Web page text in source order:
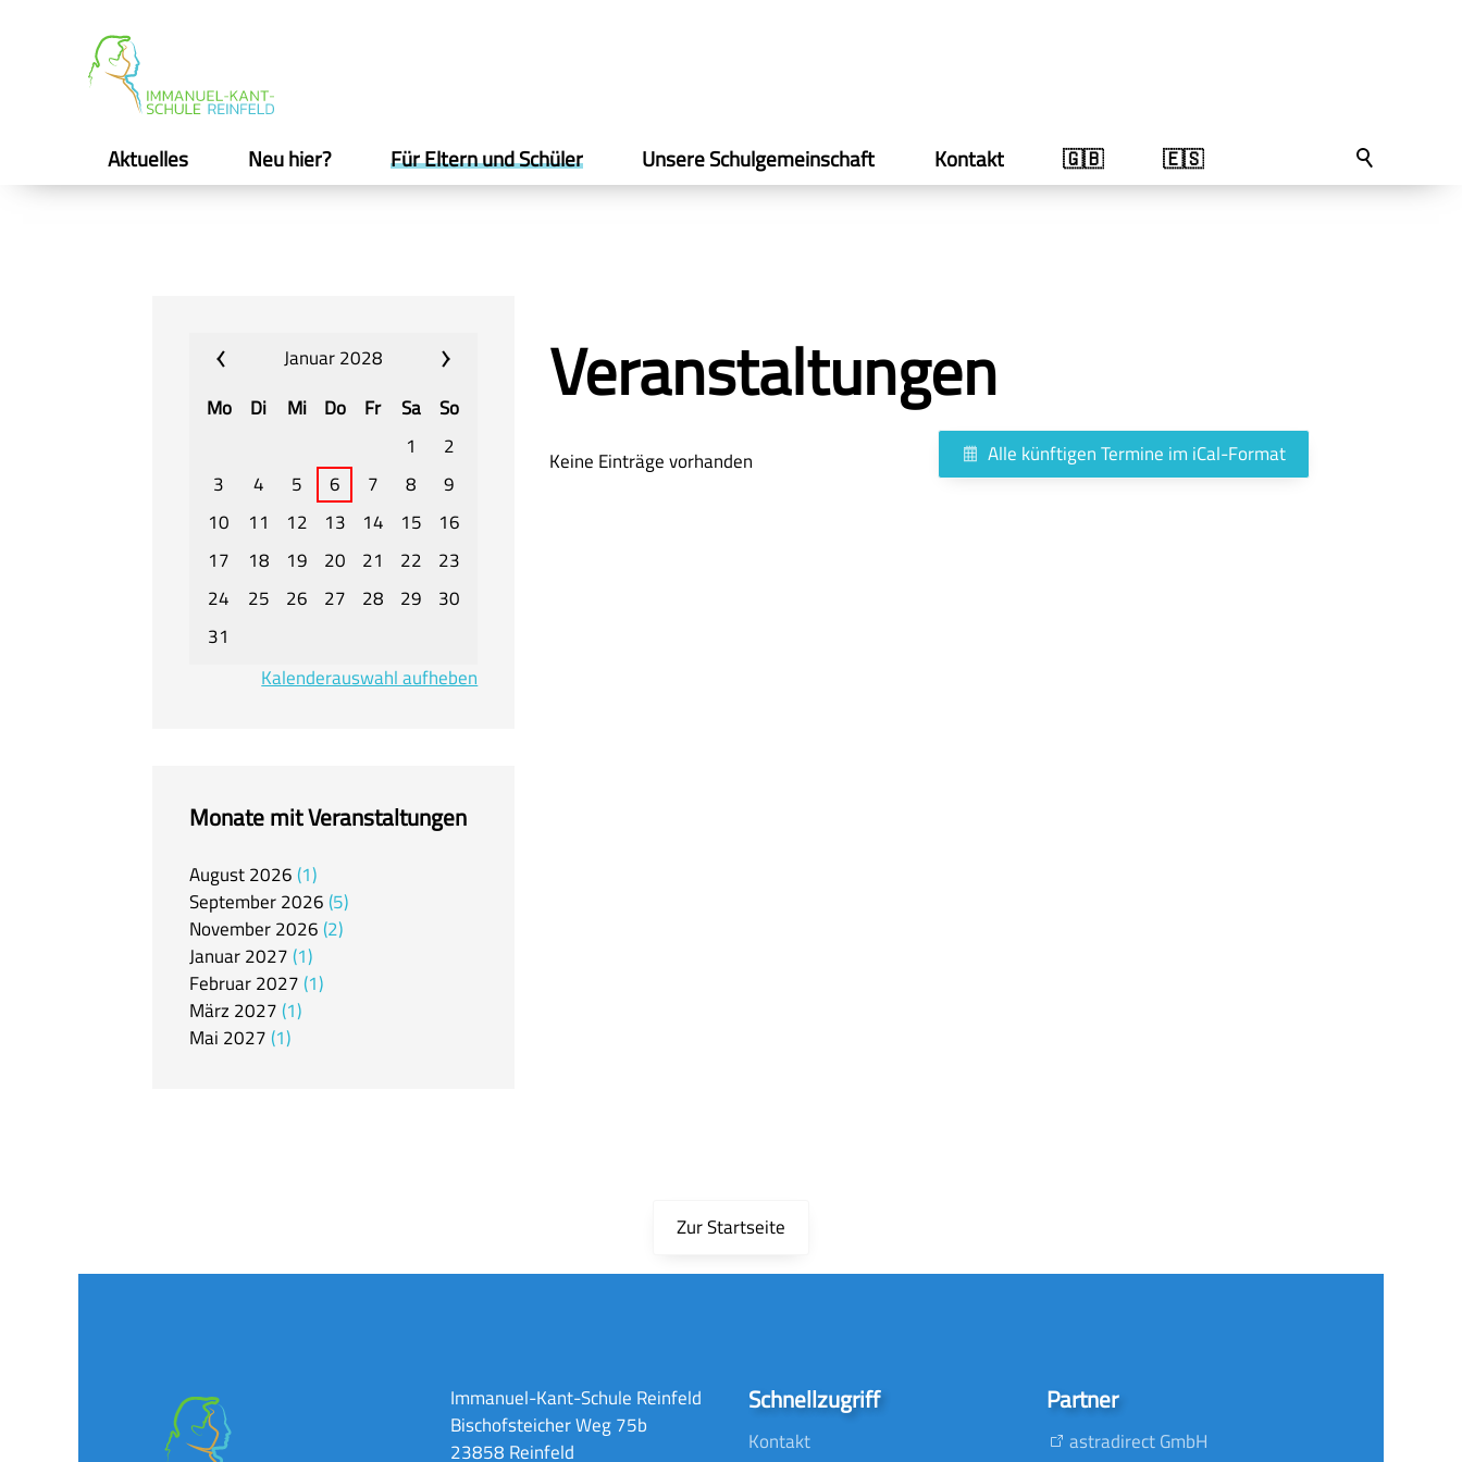
Aktuelles Neu hier? Für Eltern und Schüler Unsere Schulgemeinschaft Kontakt 🇬🇧 🇪🇸
Januar 2028
Mo
Di Mi Do Fr Sa
So
1
2
3
4 5 6 7 8
9
10
11 12 13 14 15
16
17
18 19 20 21 22
23
24
25 26 27 28 29
30
31
Kalenderauswahl aufheben
Monate mit Veranstaltungen
August2026 1
September2026 5
November2026 2
Januar2027 1
Februar2027 1
März 2027 1
Mai 2027 1
Veranstaltungen
Alle künftigen Termine im iCal-Format
Keine Einträge vorhanden
Zur Startseite
Immanuel-Kant-Schule Reinfeld
Bischofsteicher Weg 75b
23858 Reinfeld
Schnellzugriff
Kontakt
Partner
astradirect GmbH